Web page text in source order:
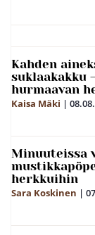
Kahden
suklaakakku
hurmaavan
Kaisa Mäki |
Minuuteissa
herkkuihin
Sara Koskinen |